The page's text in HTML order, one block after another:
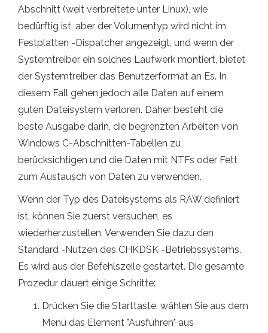
Abschnitt (weit verbreitete unter Linux), wie
bedürftig ist, aber der Volumentyp wird nicht im
Festplatten -Dispatcher angezeigt, und wenn der
Systemtreiber ein solches Laufwerk montiert, bietet
der Systemtreiber das Benutzerformat an Es. In
diesem Fall gehen jedoch alle Daten auf einem
guten Dateisystem verloren. Daher besteht die
beste Ausgabe darin, die begrenzten Arbeiten von
Windows C-Abschnitten-Tabellen zu
berücksichtigen und die Daten mit NTFs oder Fett
zum Austausch von Daten zu verwenden.
Wenn der Typ des Dateisystems als RAW definiert
ist, können Sie zuerst versuchen, es
wiederherzustellen. Verwenden Sie dazu den
Standard -Nutzen des CHKDSK -Betriebssystems.
Es wird aus der Befehlszeile gestartet. Die gesamte
Prozedur dauert einige Schritte:
Drücken Sie die Starttaste, wählen Sie aus dem
Menü das Element "Ausführen" aus